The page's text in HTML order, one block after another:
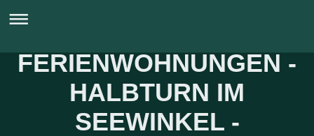
FERIENWOHNUNGEN -
HALBTURN IM
SEEWINKEL -